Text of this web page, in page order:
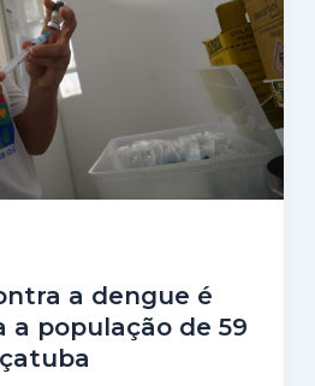
a dengue é
a população de 59